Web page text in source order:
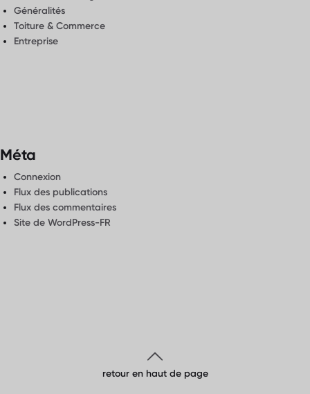
Généralités
Toiture & Commerce
Entreprise
Méta
Connexion
Flux des publications
Flux des commentaires
Site de WordPress-FR
retour en haut de page